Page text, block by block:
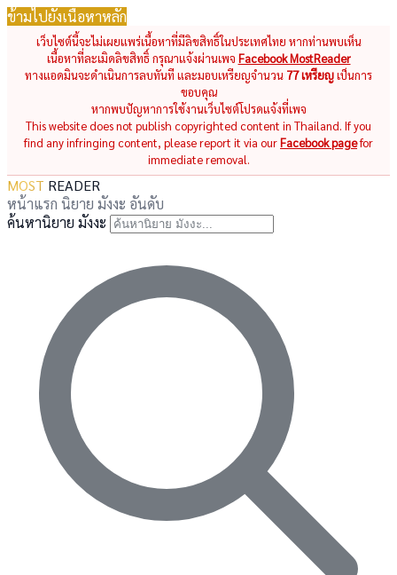
ข้ามไปยังเนื้อหาหลัก
เว็บไซต์นี้จะไม่เผยแพร่เนื้อหาที่มีลิขสิทธิ์ในประเทศไทย หากท่านพบเห็น
เนื้อหาที่ละเมิดลิขสิทธิ์ กรุณาแจ้งผ่านเพจ Facebook MostReader
ทางแอดมินจะดำเนินการลบทันที และมอบเหรียญจำนวน 77 เหรียญเป็นการ
ขอบคุณ
หากพบปัญหาการใช้งานเว็บไซต์โปรดแจ้งที่เพจ
This website does not publish copyrighted content in Thailand. If you
find any infringing content, please report it via ourFacebook pagefor
immediate removal.
MOST READER
หน้าแรก นิยาย มังงะ อันดับ
ค้นหานิยาย มังงะ